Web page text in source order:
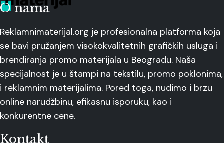
O nama
Reklamnimaterijal.org je profesionalna platforma koja
se bavi pružanjem visokokvalitetnih grafičkih usluga i
brendiranja promo materijala u Beogradu. Naša
specijalnost je u štampi na tekstilu, promo poklonima,
i reklamnim materijalima. Pored toga, nudimo i brzu
online narudžbinu, efikasnu isporuku, kao i
konkurentne cene.
Kontakt